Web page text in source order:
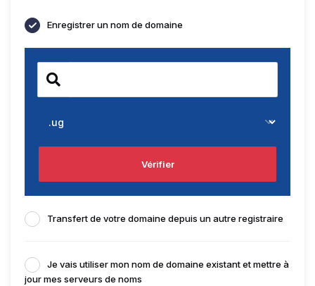
Enregistrer un nom de domaine
Vérifier
Transfert de votre domaine depuis un autre registraire
Je vais utiliser mon nom de domaine existant et mettre à
jour mes serveurs de noms